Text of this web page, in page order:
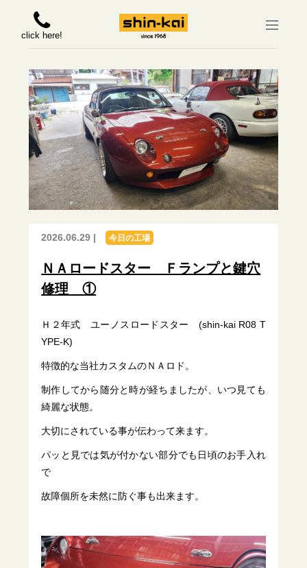
click here!
2026.06.29 | 今日の工場
ＮＡロードスター Ｆランプと鍵穴
修理 ①
Ｈ２年式 ユーノスロードスター (shin-kai R08 T
YPE-K)
特徴的な当社カスタムのＮＡロド。
制作してから随分と時が経ちましたが、いつ見ても
綺麗な状態。
大切にされている事が伝わって来ます。
パッと見では気が付かない部分でも日頃のお手入れ
で
故障個所を未然に防ぐ事も出来ます。